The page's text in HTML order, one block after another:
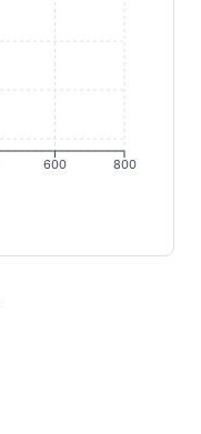
600 800